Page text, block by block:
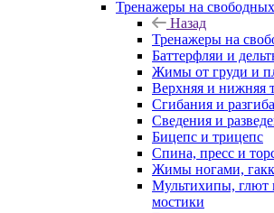
Тренажеры на
Назад
Тренажеры на
Баттерфляи и
Жимы от груди и
Верхняя и нижняя
Сгибания и
Сведения и
Бицепс и трицепс
Спина, пресс и
Жимы ногами,
Мультихипы, глют
мостики